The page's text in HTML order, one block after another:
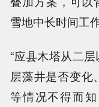
雪地中长时间工
“应县木塔从二
层藻井是否变化
等情况不得而